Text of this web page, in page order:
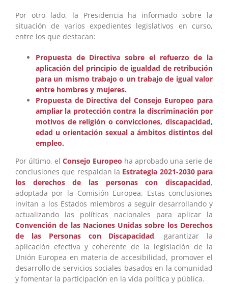
Por otro lado, la Presidencia ha informado sobre la
situación de varios expedientes legislativos en curso,
entre los que destacan:
Propuesta de Directiva sobre el refuerzo de la
aplicación del principio de igualdad de retribución
para un mismo trabajo o un trabajo de igual valor
entre hombres y mujeres.
Propuesta de Directiva del Consejo Europeo para
ampliar la protección contra la discriminación por
motivos de religión o convicciones, discapacidad,
edad u orientación sexual a ámbitos distintos del
empleo.
Por último, el Consejo Europeo ha aprobado una serie de
conclusiones que respaldan la Estrategia 2021-2030 para
los derechos de las personas con discapacidad,
adoptada por la Comisión Europea. Estas conclusiones
invitan a los Estados miembros a seguir desarrollando y
actualizando las políticas nacionales para aplicar la
Convención de las Naciones Unidas sobre los Derechos
de las Personas con Discapacidad, garantizar la
aplicación efectiva y coherente de la legislación de la
Unión Europea en materia de accesibilidad, promover el
desarrollo de servicios sociales basados en la comunidad
y fomentar la participación en la vida política y pública.